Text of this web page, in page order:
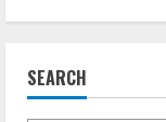
SEARCH